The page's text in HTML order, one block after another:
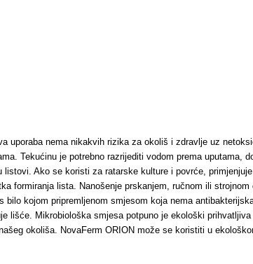
uporaba nema nikakvih rizika za okoliš i zdravlje uz
Tekućinu je potrebno razrijediti vodom prema uputama,
Ako se koristi za ratarske kulture i povrće,
formiranja lista. Nanošenje prskanjem, ručnom ili
kojom pripremljenom smjesom koja nema
lišće. Mikrobiološka smjesa potpuno je ekološki
okoliša. NovaFerm ORION može se koristiti u